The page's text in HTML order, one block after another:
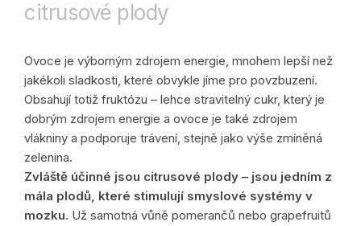
citrusové plody
Ovoce je výborným zdrojem energie, mnohem lepší než
jakékoli sladkosti, které obvykle jíme pro povzbuzení.
Obsahují totiž fruktózu – lehce stravitelný cukr, který je
dobrým zdrojem energie a ovoce je také zdrojem
vlákniny a podporuje trávení, stejně jako výše zmíněná
zelenina.
Zvláště účinné jsou citrusové plody – jsou jedním z
mála plodů, které stimulují smyslové systémy v
mozku. Už samotná vůně pomerančů nebo grapefruitů